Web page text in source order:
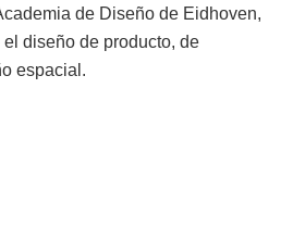
de Diseño de Eidhoven,
diseño de producto, de
espacial.